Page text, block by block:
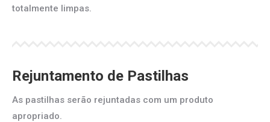
totalmente limpas.
Rejuntamento de Pastilhas
As pastilhas serão rejuntadas com um produto
apropriado.